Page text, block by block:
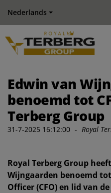
Nederlands
Edwin van
benoemd tot
Terberg Group
31-7-2025 16:12:00 - Royal
Royal Terberg Group
Wijngaarden benoemd
Officer (CFO) en lid van